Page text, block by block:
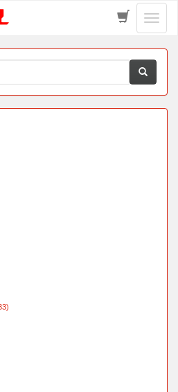
menu